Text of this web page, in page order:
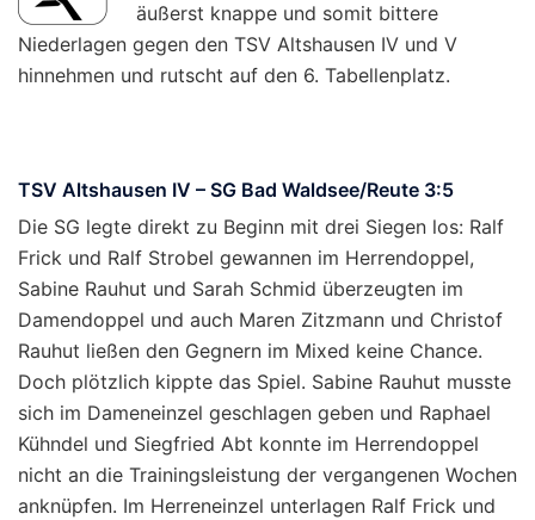
äußerst knappe und somit bittere
Niederlagen gegen den TSV Altshausen IV und V
hinnehmen und rutscht auf den 6. Tabellenplatz.
TSV Altshausen IV – SG Bad Waldsee/Reute 3:5
Die SG legte direkt zu Beginn mit drei Siegen los: Ralf
Frick und Ralf Strobel gewannen im Herrendoppel,
Sabine Rauhut und Sarah Schmid überzeugten im
Damendoppel und auch Maren Zitzmann und Christof
Rauhut ließen den Gegnern im Mixed keine Chance.
Doch plötzlich kippte das Spiel. Sabine Rauhut musste
sich im Dameneinzel geschlagen geben und Raphael
Kühndel und Siegfried Abt konnte im Herrendoppel
nicht an die Trainingsleistung der vergangenen Wochen
anknüpfen. Im Herreneinzel unterlagen Ralf Frick und